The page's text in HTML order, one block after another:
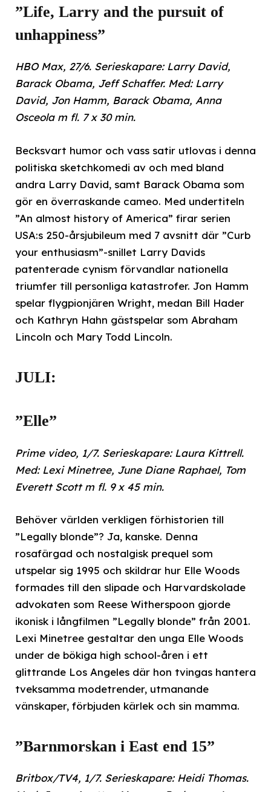
”Life, Larry and the pursuit of
unhappiness”
HBO Max, 27/6. Serieskapare: Larry David,
Barack Obama, Jeff Schaffer. Med: Larry
David, Jon Hamm, Barack Obama, Anna
Osceola m fl. 7 x 30 min.
Becksvart humor och vass satir utlovas i denna
politiska sketchkomedi av och med bland
andra Larry David, samt Barack Obama som
gör en överraskande cameo. Med undertiteln
”An almost history of America” firar serien
USA:s 250-årsjubileum med 7 avsnitt där ”Curb
your enthusiasm”-snillet Larry Davids
patenterade cynism förvandlar nationella
triumfer till personliga katastrofer. Jon Hamm
spelar flygpionjären Wright, medan Bill Hader
och Kathryn Hahn gästspelar som Abraham
Lincoln och Mary Todd Lincoln.
JULI:
”Elle”
Prime video, 1/7. Serieskapare: Laura Kittrell.
Med: Lexi Minetree, June Diane Raphael, Tom
Everett Scott m fl. 9 x 45 min.
Behöver världen verkligen förhistorien till
”Legally blonde”? Ja, kanske. Denna
rosafärgad och nostalgisk prequel som
utspelar sig 1995 och skildrar hur Elle Woods
formades till den slipade och Harvardskolade
advokaten som Reese Witherspoon gjorde
ikonisk i långfilmen ”Legally blonde” från 2001.
Lexi Minetree gestaltar den unga Elle Woods
under de bökiga high school-åren i ett
glittrande Los Angeles där hon tvingas hantera
tveksamma modetrender, utmanande
vänskaper, förbjuden kärlek och sin mamma.
”Barnmorskan i East end 15”
Britbox/TV4, 1/7. Serieskapare: Heidi Thomas.